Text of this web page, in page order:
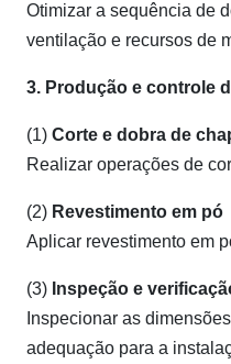
Otimizar a sequência de
ventilação e recursos de
3. Produção e controle
(1) Corte e dobra de
Realizar operações de
(2) Revestimento em pó
Aplicar revestimento em
(3) Inspeção e
Inspecionar as
adequação para a